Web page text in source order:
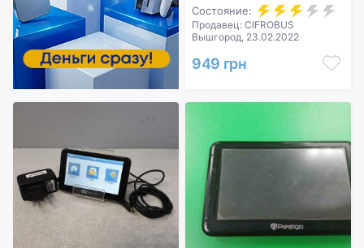
Состояние:
Продавец: CIFROBUS
Вышгород, 23.02.2022
949 грн